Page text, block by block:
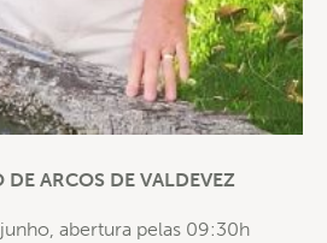
ARCOS DE VALDEVEZ
abertura pelas 09:30h